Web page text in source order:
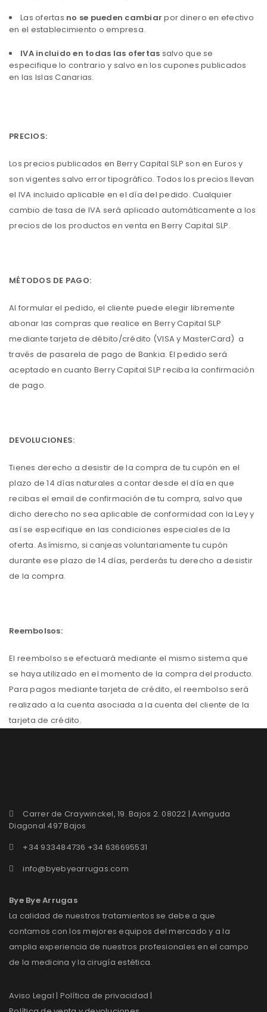
Las ofertas no se pueden cambiar por dinero en efectivo
en el establecimiento o empresa.
IVA incluido en todas las ofertas salvo que se
especifique lo contrario y salvo en los cupones publicados
en las Islas Canarias.
PRECIOS:
Los precios publicados en Berry Capital SLP son en Euros y
son vigentes salvo error tipográfico. Todos los precios llevan
el IVA incluido aplicable en el día del pedido. Cualquier
cambio de tasa de IVA será aplicado automáticamente a los
precios de los productos en venta en Berry Capital SLP.
MÉTODOS DE PAGO:
Al formular el pedido, el cliente puede elegir libremente
abonar las compras que realice en Berry Capital SLP
mediante tarjeta de débito/crédito (VISA y MasterCard) a
través de pasarela de pago de Bankia. El pedido será
aceptado en cuanto Berry Capital SLP reciba la confirmación
de pago.
DEVOLUCIONES:
Tienes derecho a desistir de la compra de tu cupón en el
plazo de 14 días naturales a contar desde el día en que
recibas el email de confirmación de tu compra, salvo que
dicho derecho no sea aplicable de conformidad con la Ley y
así se especifique en las condiciones especiales de la
oferta. Asímismo, si canjeas voluntariamente tu cupón
durante ese plazo de 14 días, perderás tu derecho a desistir
de la compra.
Reembolsos:
El reembolso se efectuará mediante el mismo sistema que
se haya utilizado en el momento de la compra del producto.
Para pagos mediante tarjeta de crédito, el reembolso será
realizado a la cuenta asociada a la cuenta del cliente de la
tarjeta de crédito.
Carrer de Craywinckel, 19. Bajos 2. 08022 | Avinguda
Diagonal 497 Bajos
+34 933484736 +34 636695531
info@byebyearrugas.com
Bye Bye Arrugas
La calidad de nuestros tratamientos se debe a que
contamos con los mejores equipos del mercado y a la
amplia experiencia de nuestros profesionales en el campo
de la medicina y la cirugía estética.
Aviso Legal | Política de privacidad |